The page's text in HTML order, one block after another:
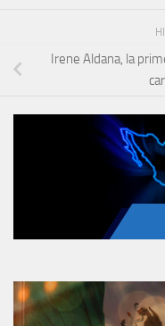
Irene Aldana, la